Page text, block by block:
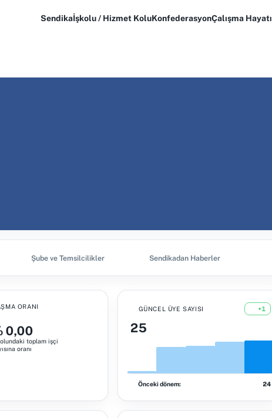
Sendikaİşkolu / Hizmet KoluKonfederasyonÇalışma Hayatı
Şube ve Temsilcilikler Sendikadan Haberler
ORANI
0,00
toplam işçi
oranı
GÜNCEL ÜYE SAYISI +1
25
Önceki dönem: 24